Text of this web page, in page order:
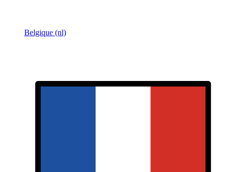
Belgique (nl)